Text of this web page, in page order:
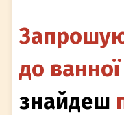
до
знайдеш